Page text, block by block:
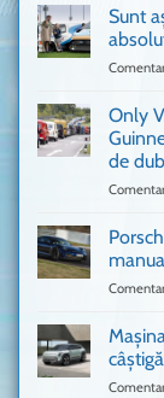
Sunt
Only
de